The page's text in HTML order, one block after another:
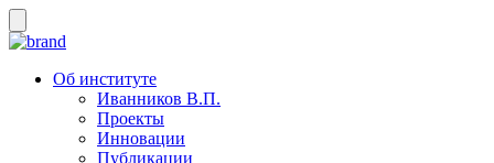
Об институте
Иванников В.П.
Проекты
Инновации
Публикации